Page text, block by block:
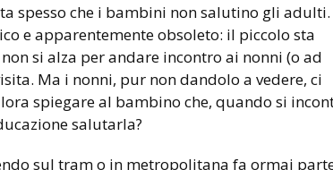
spesso che i bambini non salutino gli
e apparentemente obsoleto: il piccolo sta
si alza per andare incontro ai nonni (o ad
Ma i nonni, pur non dandolo a vedere, ci
spiegare al bambino che, quando si
salutarla?
sul tram o in metropolitana fa ormai